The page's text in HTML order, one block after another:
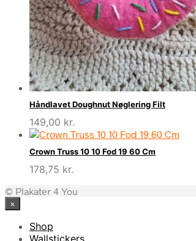
Håndlavet Doughnut Nøglering Filt
149,00 kr.
Crown Truss 10 10 Fod 19 60 Cm
178,75 kr.
© Plakater 4 You
×
Shop
Wallstickers